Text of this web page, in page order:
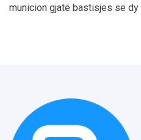
municion gjatë bastisjes së dy